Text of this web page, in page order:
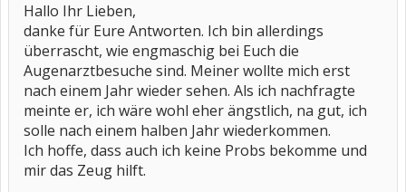
Hallo Ihr Lieben,
danke für Eure Antworten. Ich bin allerdings
überrascht, wie engmaschig bei Euch die
Augenarztbesuche sind. Meiner wollte mich erst
nach einem Jahr wieder sehen. Als ich nachfragte
meinte er, ich wäre wohl eher ängstlich, na gut, ich
solle nach einem halben Jahr wiederkommen.
Ich hoffe, dass auch ich keine Probs bekomme und
mir das Zeug hilft.